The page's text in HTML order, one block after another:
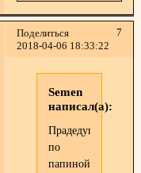
Поделиться
7
2018-04-06 18:33:22
Semen
написал(а):
Прадедушка
по
папиной